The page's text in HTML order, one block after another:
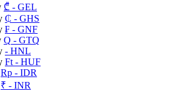
₾ - GEL
₵ - GHS
₣ - GNF
Q - GTQ
- HNL
Ft - HUF
Rp - IDR
₹ - INR